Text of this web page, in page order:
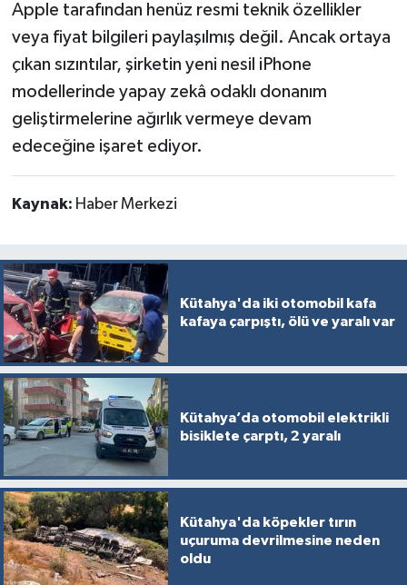
Apple tarafından henüz resmi teknik özellikler
veya fiyat bilgileri paylaşılmış değil. Ancak ortaya
çıkan sızıntılar, şirketin yeni nesil iPhone
modellerinde yapay zekâ odaklı donanım
geliştirmelerine ağırlık vermeye devam
edeceğine işaret ediyor.
Kaynak: Haber Merkezi
Kütahya'da iki otomobil kafa
kafaya çarpıştı, ölü ve yaralı var
Kütahya’da otomobil elektrikli
bisiklete çarptı, 2 yaralı
Kütahya'da köpekler tırın
uçuruma devrilmesine neden
oldu